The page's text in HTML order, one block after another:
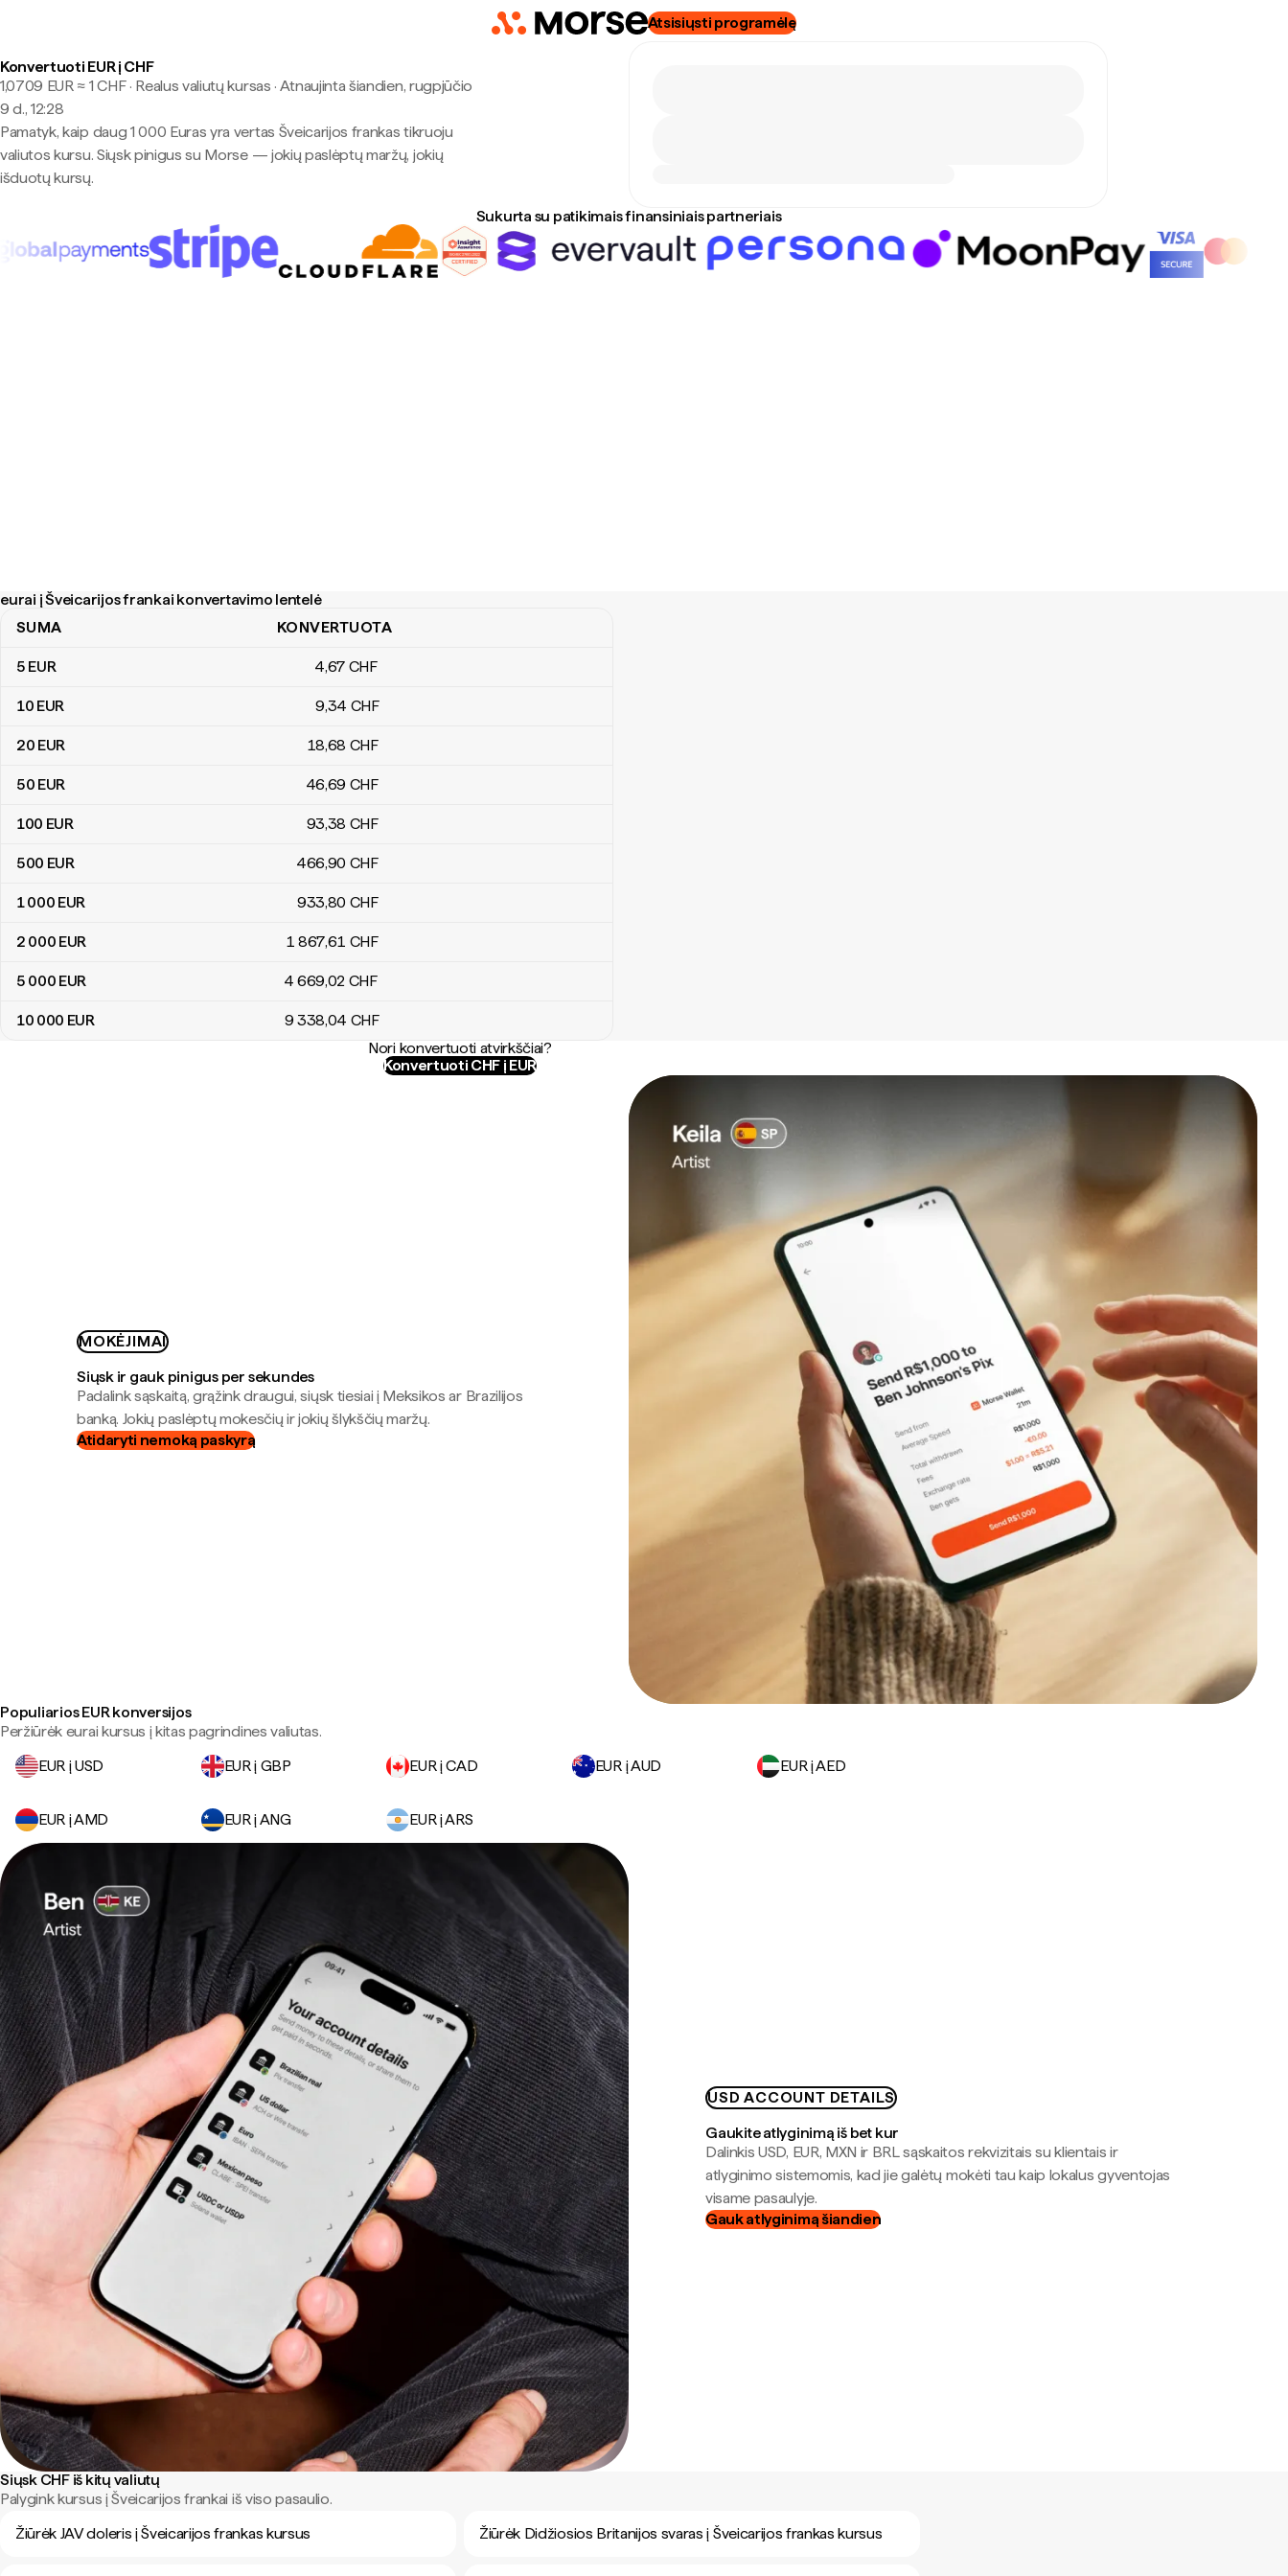
Atsisiųsti programėlę
Konvertuoti EUR į CHF
1,0709 EUR ≈ 1 CHF · Realus valiutų kursas · Atnaujinta šiandien, rugpjūčio
9 d., 12:28
Pamatyk, kaip daug 1 000 Euras yra vertas Šveicarijos frankas tikruoju
valiutos kursu. Siųsk pinigus su Morse — jokių paslėptų maržų, jokių
išduotų kursų.
Sukurta su patikimais finansiniais partneriais
eurai į Šveicarijos frankai konvertavimo lentelė
eurai į Šveicarijos frankai konvertavimo lentelė
SUMA KONVERTUOTA
5 EUR 4,67 CHF
10 EUR 9,34 CHF
20 EUR 18,68 CHF
50 EUR 46,69 CHF
100 EUR 93,38 CHF
500 EUR 466,90 CHF
1 000 EUR 933,80 CHF
2 000 EUR 1 867,61 CHF
5 000 EUR 4 669,02 CHF
10 000 EUR 9 338,04 CHF
Nori konvertuoti atvirkščiai?
Konvertuoti CHF į EUR
MOKĖJIMAI
Siųsk ir gauk pinigus per sekundes
Padalink sąskaitą, grąžink draugui, siųsk tiesiai į Meksikos ar Brazilijos
banką. Jokių paslėptų mokesčių ir jokių šlykščių maržų.
Atidaryti nemoką paskyrą
Populiarios EUR konversijos
Peržiūrėk eurai kursus į kitas pagrindines valiutas.
EUR į USD
EUR į GBP EUR į CAD EUR į AUD EUR į AED
EUR į AMD EUR į ANG EUR į ARS
USD ACCOUNT DETAILS
Gaukite atlyginimą iš bet kur
Dalinkis USD, EUR, MXN ir BRL sąskaitos rekvizitais su klientais ir
atlyginimo sistemomis, kad jie galėtų mokėti tau kaip lokalus gyventojas
visame pasaulyje.
Gauk atlyginimą šiandien
Siųsk CHF iš kitų valiutų
Palygink kursus į Šveicarijos frankai iš viso pasaulio.
Žiūrėk JAV doleris į Šveicarijos frankas kursus
Žiūrėk Didžiosios Britanijos svaras į Šveicarijos frankas kursus